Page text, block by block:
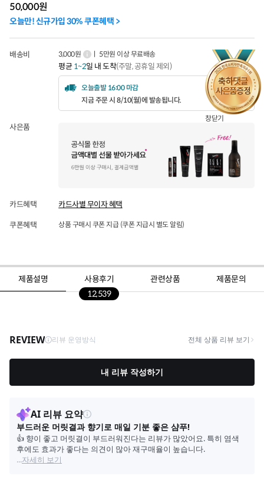
창닫기
50,000원
오늘만! 신규가입 30% 쿠폰혜택 >
배송비 3,000원 ㅣ 5만원 이상 무료배송
평균1~2일 내 도착(주말, 공휴일 제외)
오늘출발 16:00 마감
지금 주문 시 8/10(월)에 발송됩니다.
사은품
카드혜택 카드사별 무이자 혜택
쿠폰혜택 상품 구매시 쿠폰 지급 (쿠폰 지급시 별도 알림)
제품설명
사용후기
12,539
관련상품 제품문의